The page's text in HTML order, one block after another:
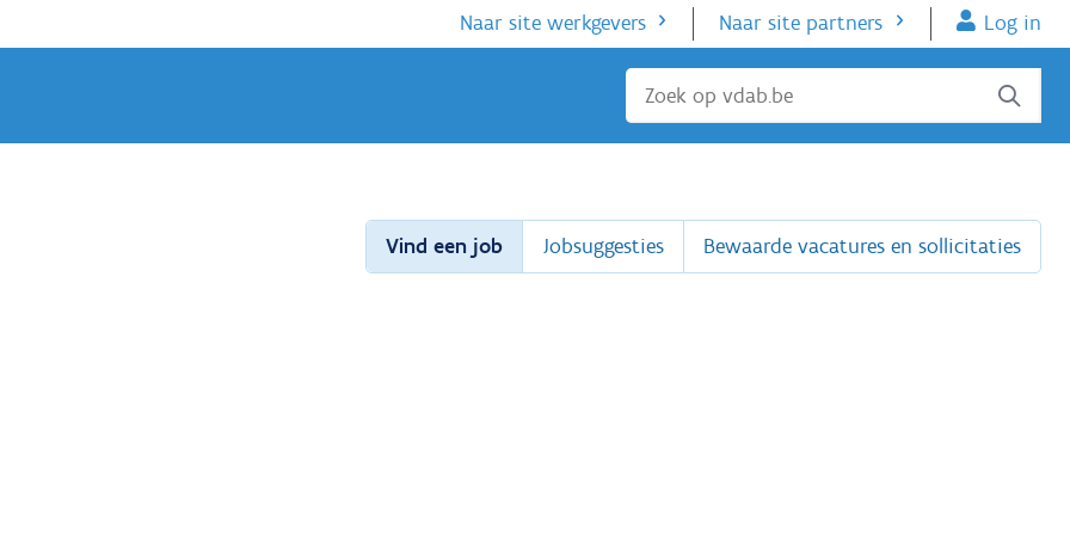
Naar site werkgevers Naar site partners Log in
Sluiten
Vind een job Jobsuggesties Bewaarde vacatures en sollicitaties